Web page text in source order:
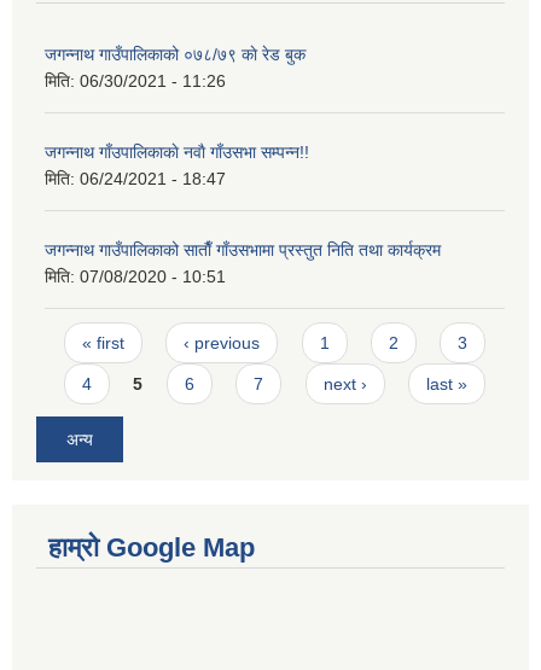
जगन्नाथ गाउँपालिकाको ०७८/७९ काे रेड बुक
मिति: 06/30/2021 - 11:26
जगन्नाथ गाँउपालिकाकाे नवाै गाँउसभा सम्पन्न!!
मिति: 06/24/2021 - 18:47
जगन्नाथ गाउँपालिकाको साताैँ गाँउसभामा प्रस्तुत निति तथा कार्यक्रम
मिति: 07/08/2020 - 10:51
Pages
« first ‹ previous 1 2 3
4 5 6 7 next › last »
अन्य
हाम्रो Google Map